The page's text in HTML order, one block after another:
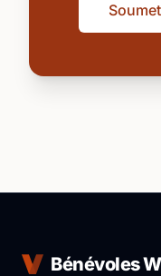
Bénévoles